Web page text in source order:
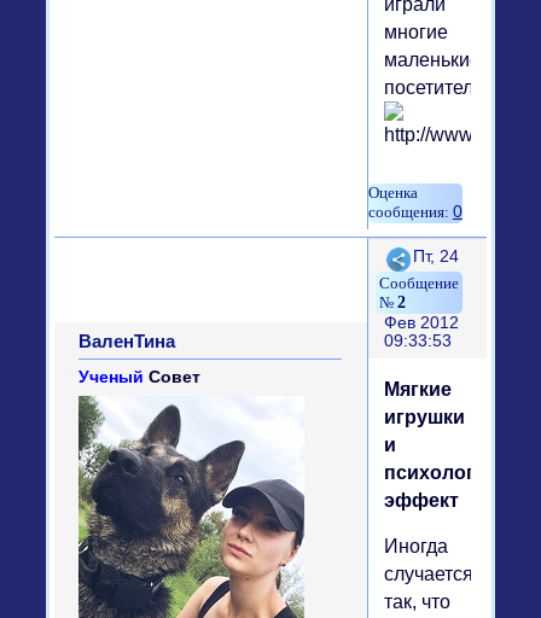
играли
многие
маленькие
посетители.
0
Поделиться
2
Пт, 24
Фев 2012
09:33:53
ВаленТина
Ученый Совет
Мягкие
игрушки
и
эффект
Иногда
случается
так, что